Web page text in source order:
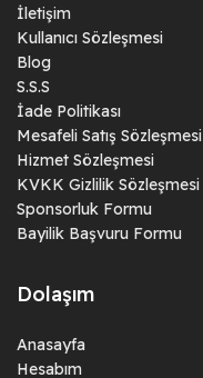
İletişim
Kullanıcı Sözleşmesi
Blog
S.S.S
İade Politikası
Mesafeli Satış Sözleşmesi
Hizmet Sözleşmesi
KVKK Gizlilik Sözleşmesi
Sponsorluk Formu
Bayilik Başvuru Formu
Dolaşım
Anasayfa
Hesabım